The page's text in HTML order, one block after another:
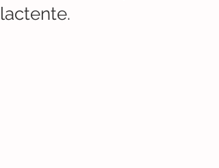
lactente.